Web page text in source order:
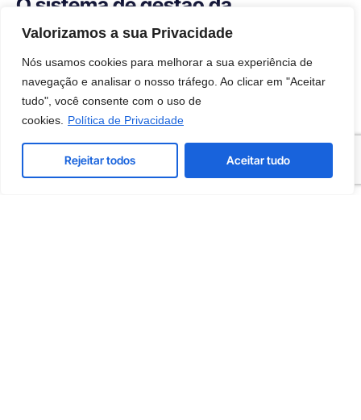
Valorizamos a sua Privacidade
Nós usamos cookies para melhorar a sua experiência de
navegação e analisar o nosso tráfego. Ao clicar em "Aceitar
tudo", você consente com o uso de
cookies.
Política de Privacidade
Rejeitar todos Aceitar tudo
qualidade eficaz e
automatizado que procurava
Planeamento e avaliação de
ações